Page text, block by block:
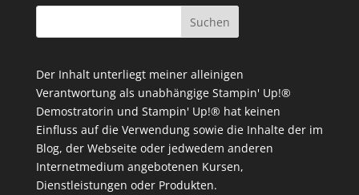
Der Inhalt unterliegt meiner alleinigen
Verantwortung als unabhängige Stampin' Up!®
Demostratorin und Stampin' Up!® hat keinen
Einfluss auf die Verwendung sowie die Inhalte der im
Blog, der Webseite oder jedwedem anderen
Internetmedium angebotenen Kursen,
Dienstleistungen oder Produkten.